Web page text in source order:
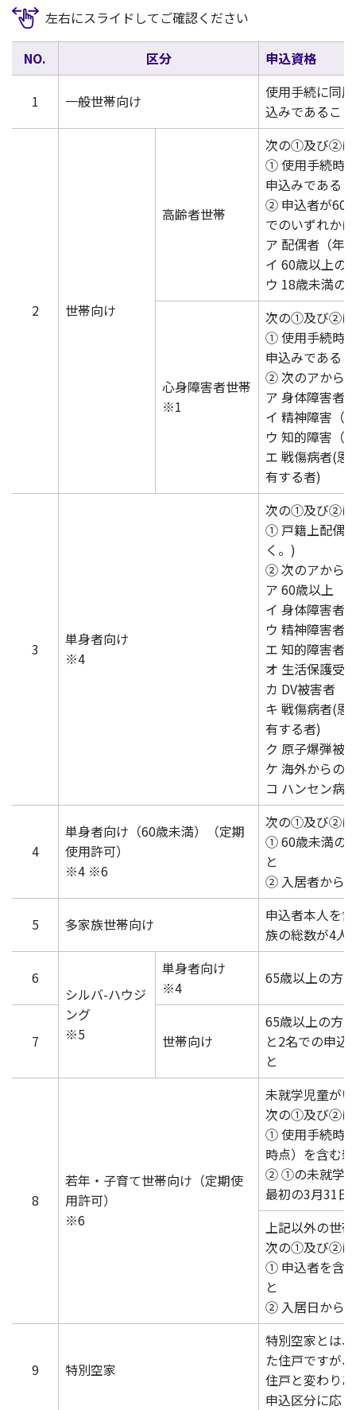
左右にスライドしてご確認ください
NO. 区分 申込資格
1 一般世帯向け
使用手続に同
込みであること
2 世帯向け
高齢者世帯
次の①及び②に
① 使用手続時
申込みである
② 申込者が60
でのいずれか
ア 配偶者（年
イ 60歳以上の
ウ 18歳未満の
心身障害者世帯
※1
次の①及び②に
① 使用手続時
申込みである
② 次のアから
ア 身体障害者
イ 精神障害（
ウ 知的障害（
エ 戦傷病者(恩
有する者)
3
単身者向け
※4
次の①及び②に
① 戸籍上配偶
く。)
② 次のアから
ア 60歳以上
イ 身体障害者
ウ 精神障害者
エ 知的障害者
オ 生活保護受
カ DV被害者
キ 戦傷病者(恩
有する者)
ク 原子爆弾被
ケ 海外からの
コ ハンセン病
4
単身者向け（60歳未満）（定期
使用許可）
※4 ※6
次の①及び②に
① 60歳未満の
と
② 入居者から5
5 多家族世帯向け
申込者本人を
族の総数が4人
6
シルバ-ハウジ
ング
※5
単身者向け
※4
65歳以上の方
7 世帯向け
65歳以上の方
と2名での申込
と
8
若年・子育て世帯向け（定期使
用許可）
※6
未就学児童が
次の①及び②に
① 使用手続時
時点）を含む
② ①の未就学児
最初の3月31日
上記以外の世帯
次の①及び②に
① 申込者を含
と
② 入居日から
9 特別空家
特別空家とは
た住戸ですが
住戸と変わり
申込区分に応